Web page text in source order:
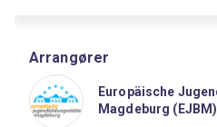
Arrangører
Europäische
Magdeburg (EJBM)